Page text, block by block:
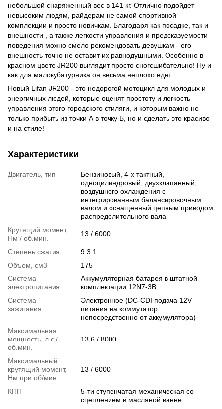
небольшой снаряженный вес в 141 кг. Отлично подойдет
невысоким людям, райдерам не самой спортивной
комплекции и просто новичкам. Благодаря как посадке, так и
внешности , а также легкости управления и предсказуемости
поведения можно смело рекомендовать девушкам - его
внешность точно не оставит их равнодушными. Особенно в
красном цвете JR200 выглядит просто сногсшибательно! Ну и
как для малокубатурника он весьма неплохо едет.
Новый Lifan JR200 - это недорогой мотоцикл для молодых и
энергичных людей, которые оценят простоту и легкость
управления этого городского стиляги, и которым важно не
только прибыть из точки А в точку Б, но и сделать это красиво
и на стиле!
Характеристики
Двигатель, тип
Бензиновый, 4-х тактный,
одноцилиндровый, двухклапанный,
воздушного охлаждения с
интегрированным балансировочным
валом и оснащенный цепным приводом
распределительного вала
Крутящий момент,
Нм / об.мин.
13 / 6000
Степень сжатия
9.3:1
Объем, см3
175
Система
электропитания
Аккумуляторная батарея в штатной
комплектации 12N7-3B
Система
зажигания
Электронное (DC-CDI подача 12V
питания на коммутатор
непосредственно от аккумулятора)
Максимальная
мощность, л.с./
об.мин.
13,6 / 8000
Максимальный
крутящий момент,
Нм при об/мин.
13 / 6000
КПП
5-ти ступенчатая механическая со
сцеплением в масляной ванне